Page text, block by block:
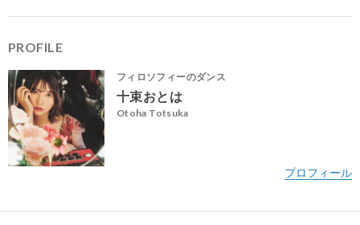
PROFILE
フィロソフィーのダンス
十束おとは
Otoha Totsuka